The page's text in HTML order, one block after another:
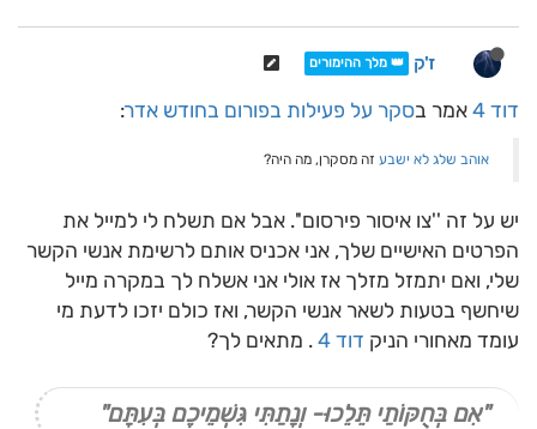
ז'ק 👑 מלך ההימורים
דוד 4 אמר בסקר על פעילות בפורום בחודש אדר:
אוהב שלג לא ישבע זה מסקרן, מה היה?
יש על זה ''צו איסור פירסום''. אבל אם תשלח לי למייל את
הפרטים האישיים שלך, אני אכניס אותם לרשימת אנשי הקשר
שלי, ואם יתמזל מזלך אז אולי אני אשלח לך במקרה מייל
שיחשף בטעות לשאר אנשי הקשר, ואז כולם יזכו לדעת מי
עומד מאחורי הניק דוד 4 . מתאים לך?
"אִם בְּחֻקּוֹתַי תֵּלֵכוּ- וְנָתַתִּי גִּשְׁמֵיכֶם בְּעִתָּם"